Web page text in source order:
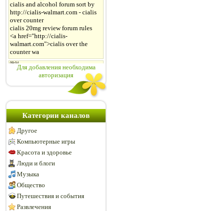
Для добавления необходима
авторизация
Категории каналов
Другое
Компьютерные игры
Красота и здоровье
Люди и блоги
Музыка
Общество
Путешествия и события
Развлечения